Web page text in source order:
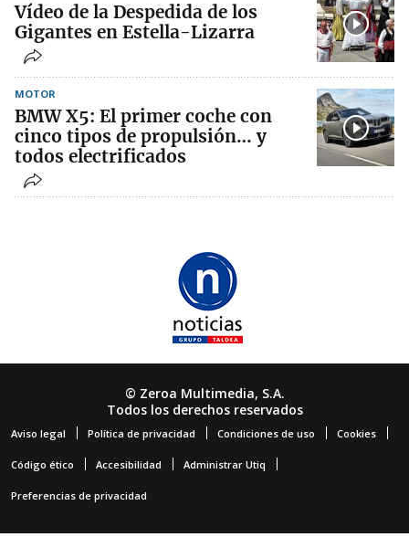
Vídeo de la Despedida de los
Gigantes en Estella-Lizarra
MOTOR
BMW X5: El primer coche con
cinco tipos de propulsión… y
todos electrificados
© Zeroa Multimedia, S.A.
Todos los derechos reservados
Aviso legal Política de privacidad Condiciones de uso Cookies
Código ético Accesibilidad Administrar Utiq
Preferencias de privacidad